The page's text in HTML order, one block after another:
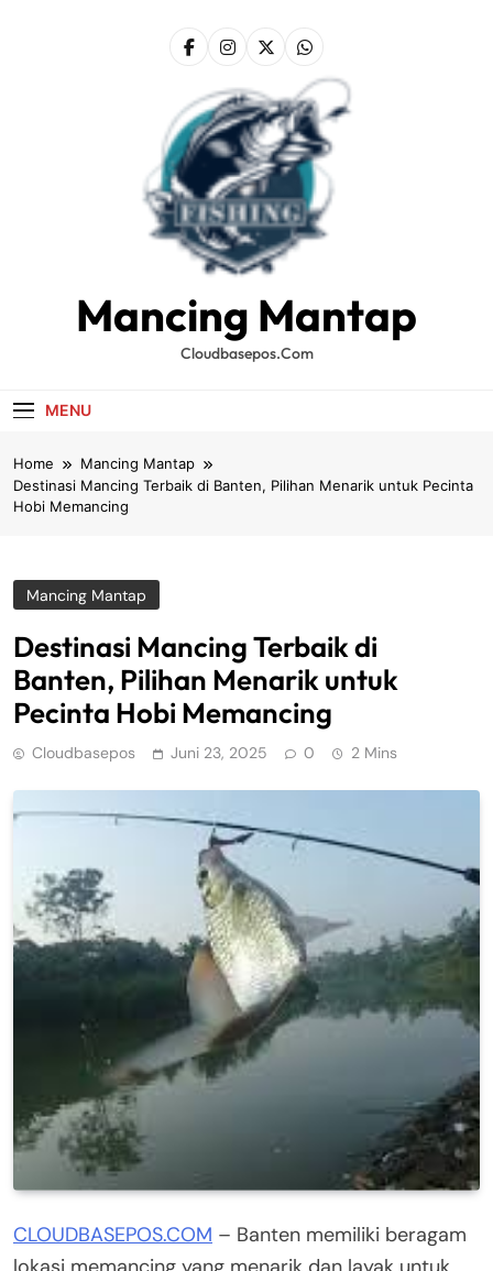
Mancing Mantap
Cloudbasepos.com
MENU
Home
Mancing Mantap
Destinasi Mancing Terbaik di Banten, Pilihan Menarik untuk Pecinta
Hobi Memancing
Mancing Mantap
Destinasi Mancing Terbaik di
Banten, Pilihan Menarik untuk
Pecinta Hobi Memancing
Cloudbasepos Juni 23, 2025 0 2 Mins
CLOUDBASEPOS.COM – Banten memiliki beragam